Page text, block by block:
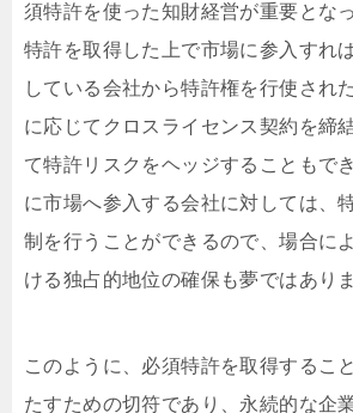
須特許を使った知財経営が重要とな
特許を取得した上で市場に参入すれ
している会社から特許権を行使され
に応じてクロスライセンス契約を締
て特許リスクをヘッジすることもで
に市場へ参入する会社に対しては、
制を行うことができるので、場合に
ける独占的地位の確保も夢ではあり
このように、必須特許を取得するこ
たすための切符であり、永続的な企